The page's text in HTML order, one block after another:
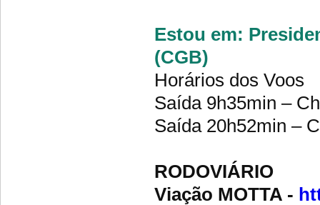
Estou em:
(CGB)
Horários dos Voos
Saída 9h35min –
Saída 20h52min –
RODOVIÁRIO
Viação MOTTA -